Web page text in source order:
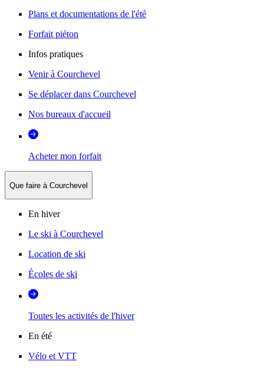
Plans et documentations de l'été
Forfait piéton
Infos pratiques
Venir à Courchevel
Se déplacer dans Courchevel
Nos bureaux d'accueil
Acheter mon forfait
Que faire à Courchevel
En hiver
Le ski à Courchevel
Location de ski
Écoles de ski
Toutes les activités de l'hiver
En été
Vélo et VTT